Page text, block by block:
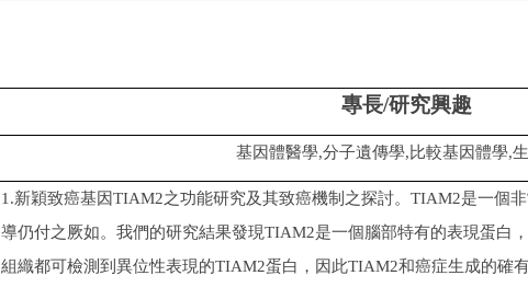
專長/研究興趣
基因體醫學,分子遺傳學,比較基因體學,生
1.新穎致癌基因TIAM2之功能研究及其致癌機制之探討。TIAM2是一個
導仍付之厥如。我們的研究結果發現TIAM2是一個腦部特有的表現蛋白
組織都可檢測到異位性表現的TIAM2蛋白，因此TIAM2和癌症生成的確